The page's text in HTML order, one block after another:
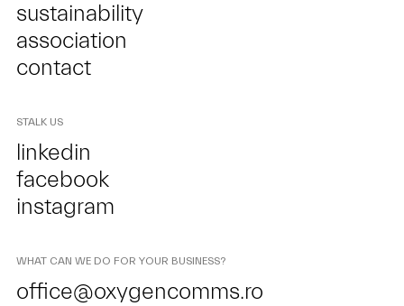
sustainability
association
contact
STALK US
linkedin
facebook
instagram
WHAT CAN WE DO FOR YOUR BUSINESS?
office@oxygencomms.ro